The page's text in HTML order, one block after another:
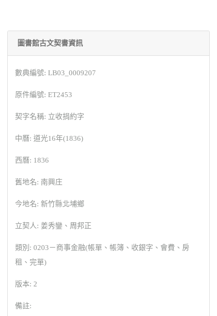
圖書館古文契書資訊
數典編號: LB03_0009207
原件編號: ET2453
契字名稱: 立收捐約字
中曆: 道光16年(1836)
西曆: 1836
舊地名: 南興庄
今地名: 新竹縣北埔鄉
立契人: 姜秀鑾、周邦正
類別: 0203－商事金融(帳單、帳簿、收銀字、會費、房
租、完單)
版本: 2
備註: